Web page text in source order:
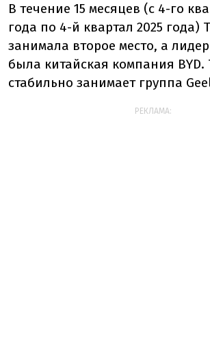
В течение 15 месяцев (с 4-го
года по 4-й квартал 2025 года)
занимала второе место, а
была китайская компания BYD.
стабильно занимает группа
РЕКЛАМА: